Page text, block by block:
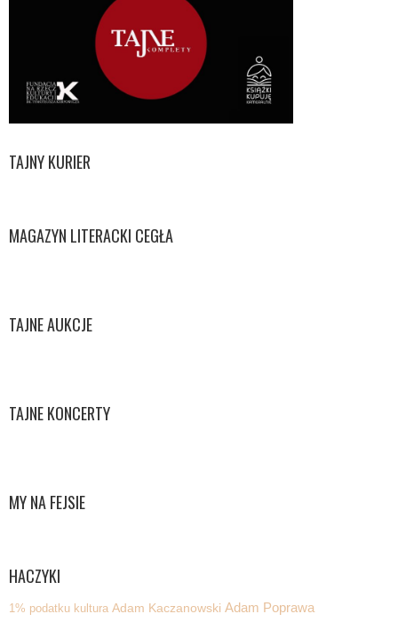
TAJNY KURIER
MAGAZYN LITERACKI CEGŁA
TAJNE AUKCJE
TAJNE KONCERTY
MY NA FEJSIE
HACZYKI
1% podatku kultura Adam Kaczanowski Adam Poprawa